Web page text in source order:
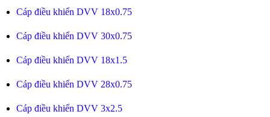
Cáp điều khiển DVV 18x0.75
Cáp điều khiển DVV 30x0.75
Cáp điều khiển DVV 18x1.5
Cáp điều khiển DVV 28x0.75
Cáp điều khiển DVV 3x2.5